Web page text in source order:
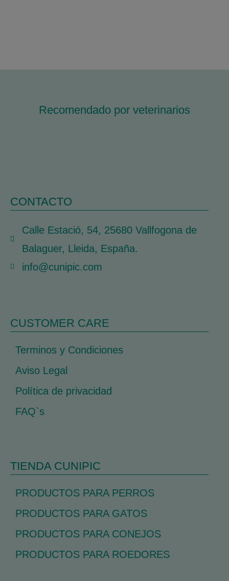
Recomendado por veterinarios
CONTACTO
Calle Estació, 54, 25680 Vallfogona de
Balaguer, Lleida, España.
info@cunipic.com
CUSTOMER CARE
Terminos y Condiciones
Aviso Legal
Política de privacidad
FAQ`s
TIENDA CUNIPIC
PRODUCTOS PARA PERROS
PRODUCTOS PARA GATOS
PRODUCTOS PARA CONEJOS
PRODUCTOS PARA ROEDORES